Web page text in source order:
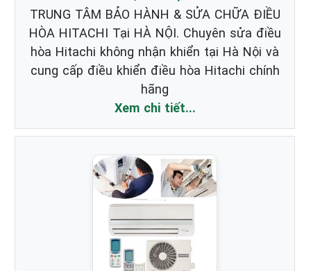
TRUNG TÂM BẢO HÀNH & SỬA CHỮA ĐIỀU
HÒA HITACHI Tại HÀ NỘI. Chuyên sửa điều
hòa Hitachi không nhận khiển tại Hà Nội và
cung cấp điều khiển điều hòa Hitachi chính
hãng
Xem chi tiết...